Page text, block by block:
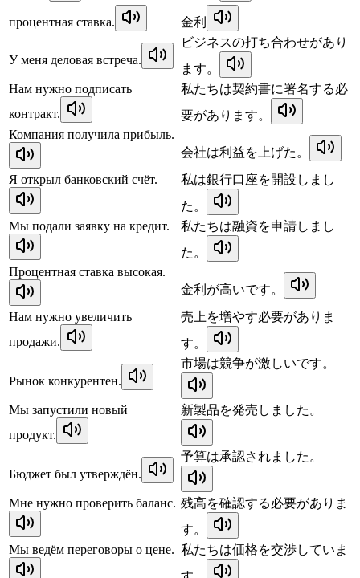
процентная ставка. 金利
У меня деловая встреча.
ビジネスの打ち合わせがあり
ます。
Нам нужно подписать
контракт.
私たちは契約書に署名する必
要があります。
Компания получила прибыль.
会社は利益を上げた。
Я открыл банковский счёт.
私は銀行口座を開設しまし
た。
Мы подали заявку на кредит.
私たちは融資を申請しまし
た。
Процентная ставка высокая.
金利が高いです。
Нам нужно увеличить
продажи.
売上を増やす必要がありま
す。
Рынок конкурентен.
市場は競争が激しいです。
Мы запустили новый
продукт.
新製品を発売しました。
Бюджет был утверждён.
予算は承認されました。
Мне нужно проверить баланс. 残高を確認する必要がありま
す。
Мы ведём переговоры о цене. 私たちは価格を交渉していま